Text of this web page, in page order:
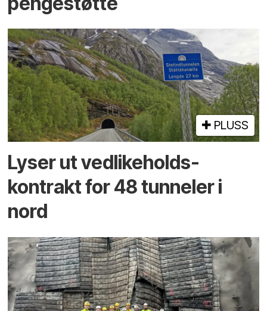
PLUSS
Lyser ut vedlikeholds­
kontrakt for 48 tunneler i
nord